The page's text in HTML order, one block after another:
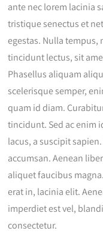
ante nec lorem lacinia
tristique senectus et
egestas. Nulla
tincidunt lectus, sit
Phasellus aliquam
scelerisque semper,
quam id diam.
tincidunt. Sed ac enim
lacus, a suscipit
accumsan. Aenean
aliquet faucibus
erat in, lacinia elit.
imperdiet est vel,
consectetur.